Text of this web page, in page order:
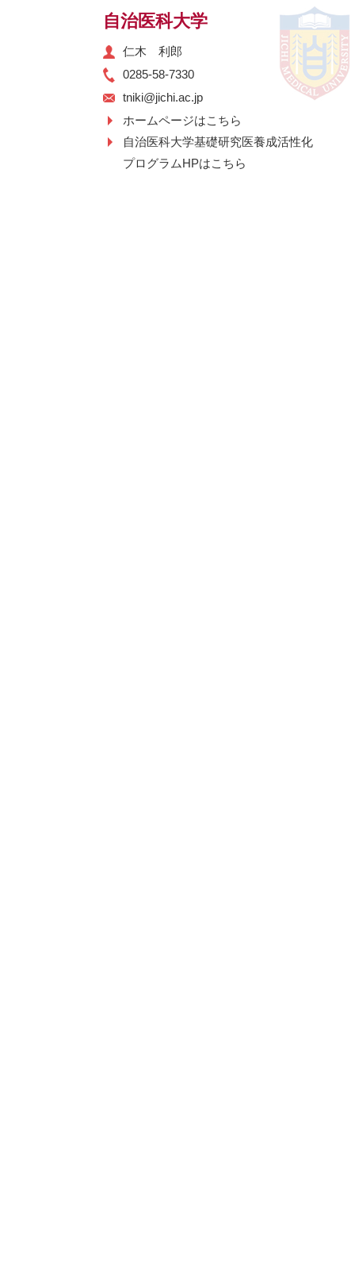
自治医科大学
仁木 利郎
0285-58-7330
tniki@jichi.ac.jp
ホームページはこちら
自治医科大学基礎研究医養成活性化
プログラムHPはこちら